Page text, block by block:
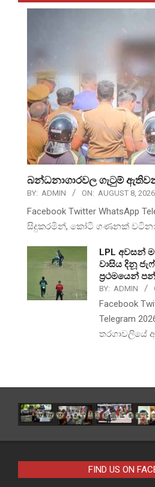
බන්ධනාගාරවල ගැටුම්
BY: ADMIN ON: AUGUST 8, 2026
Facebook Twitter WhatsApp
සිදුකරමින්, කෝටි ගණනක් වටිනා
LPL අවසන්
වාසිය දිනූ
ප්‍රථමයෙන්
BY: ADMIN
Facebook
Telegram
තරගාවලියේ
FIND US ON